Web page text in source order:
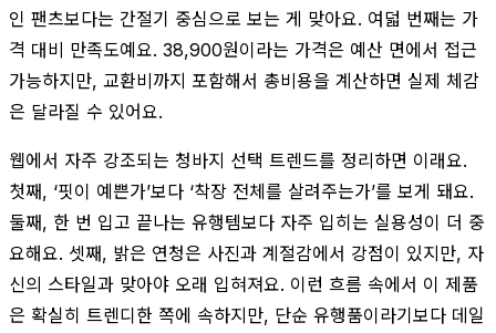
인 팬츠보다는 간절기 중심으로 보는 게 맞아요. 여덟 번째는 가
격 대비 만족도예요. 38,900원이라는 가격은 예산 면에서 접근
가능하지만, 교환비까지 포함해서 총비용을 계산하면 실제 체감
은 달라질 수 있어요.
웹에서 자주 강조되는 청바지 선택 트렌드를 정리하면 이래요.
첫째, ‘핏이 예쁜가’보다 ‘착장 전체를 살려주는가’를 보게 돼요.
둘째, 한 번 입고 끝나는 유행템보다 자주 입히는 실용성이 더 중
요해요. 셋째, 밝은 연청은 사진과 계절감에서 강점이 있지만, 자
신의 스타일과 맞아야 오래 입혀져요. 이런 흐름 속에서 이 제품
은 확실히 트렌디한 쪽에 속하지만, 단순 유행품이라기보다 데일